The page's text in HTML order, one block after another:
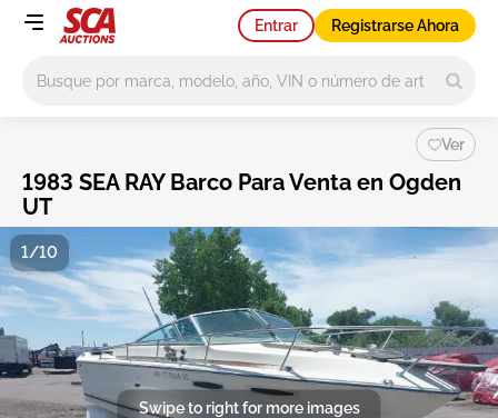
Entrar Registrarse Ahora
Ver
1983 SEA RAY Barco Para Venta en Ogden
UT
Swipe to right for more images
1/10